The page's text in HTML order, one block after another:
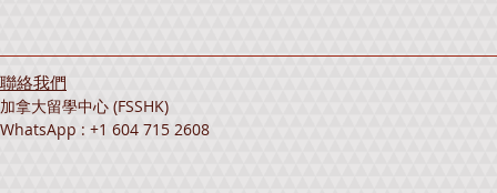
聯絡我們
加拿大留學中心 (FSSHK)
WhatsApp : +1 604 715 2608